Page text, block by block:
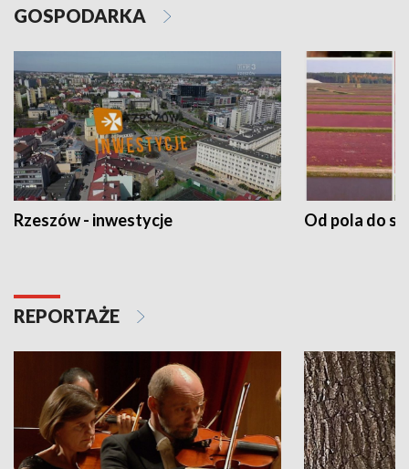
GOSPODARKA
Rzeszów - inwestycje Od pola do
REPORTAŻE